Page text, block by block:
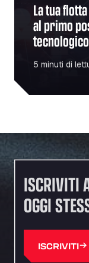
La tua
al primo
tecnologico
5 minuti di
ISCRIVITI
OGGI
ISCRIVITI